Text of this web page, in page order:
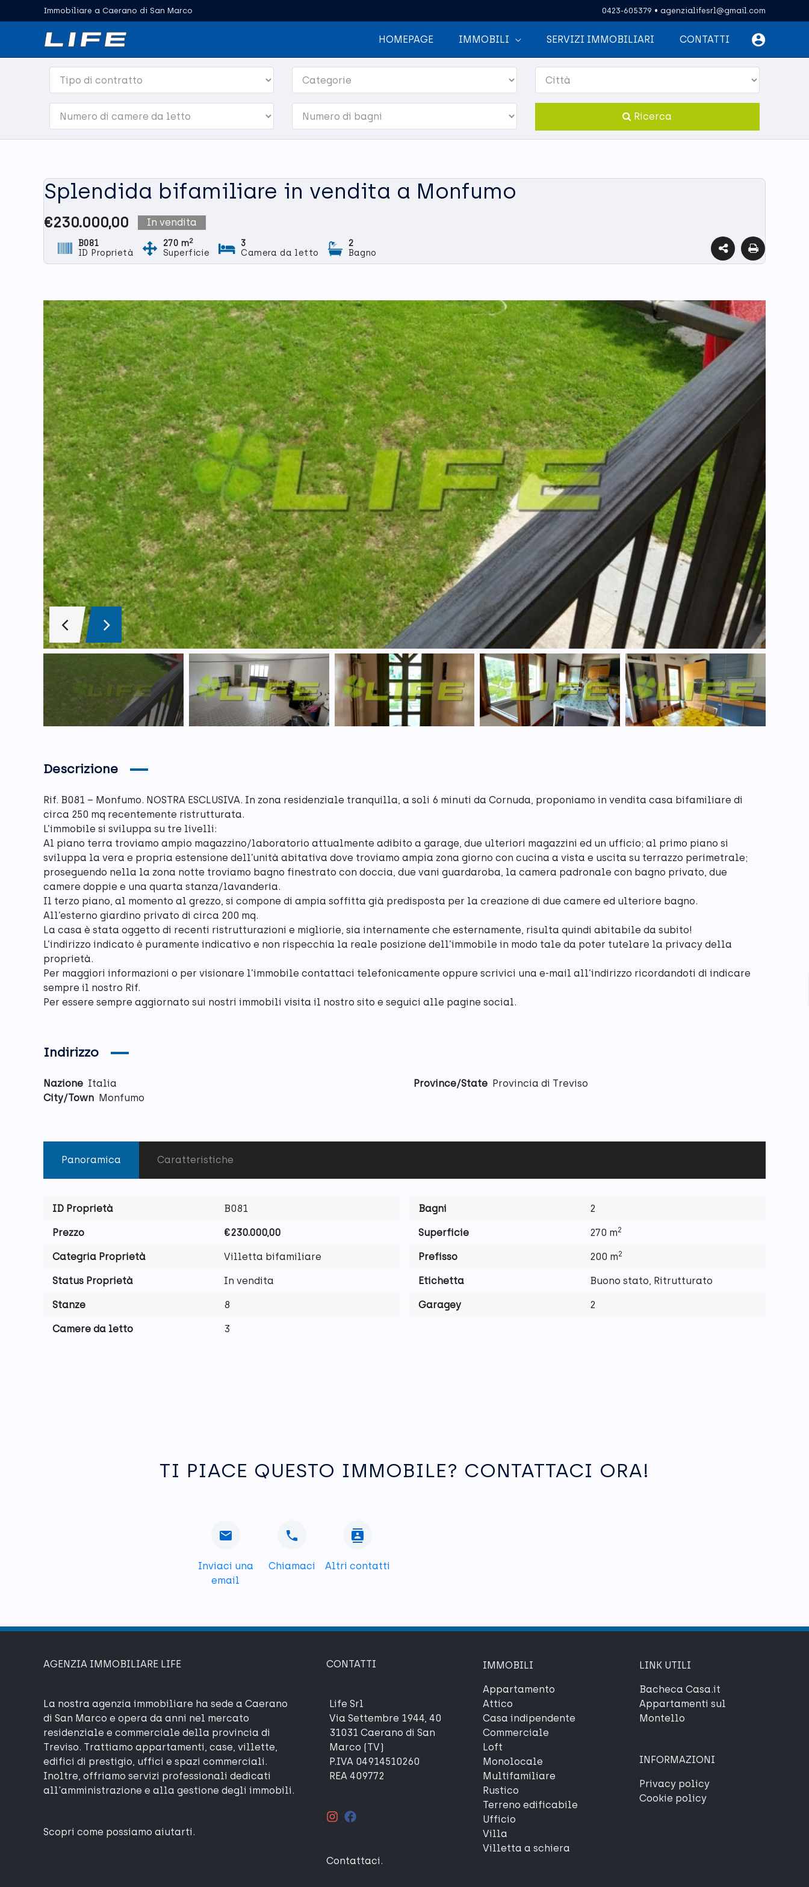
al
contenuto
Immobiliare a Caerano di San Marco 0423-605379 • agenzialifesrl@gmail.com
HOMEPAGE IMMOBILI SERVIZI IMMOBILIARI CONTATTI
Ricerca
Splendida bifamiliare in vendita a Monfumo
€230.000,00 In vendita
B081
ID Proprietà
270 m2
Superficie
3
Camera da letto
2
Bagno
Descrizione
Rif. B081 – Monfumo. NOSTRA ESCLUSIVA. In zona residenziale tranquilla, a soli 6 minuti da Cornuda, proponiamo in vendita casa bifamiliare di
circa 250 mq recentemente ristrutturata.
L’immobile si sviluppa su tre livelli:
Al piano terra troviamo ampio magazzino/laboratorio attualmente adibito a garage, due ulteriori magazzini ed un ufficio; al primo piano si
sviluppa la vera e propria estensione dell’unità abitativa dove troviamo ampia zona giorno con cucina a vista e uscita su terrazzo perimetrale;
proseguendo nella la zona notte troviamo bagno finestrato con doccia, due vani guardaroba, la camera padronale con bagno privato, due
camere doppie e una quarta stanza/lavanderia.
Il terzo piano, al momento al grezzo, si compone di ampia soffitta già predisposta per la creazione di due camere ed ulteriore bagno.
All’esterno giardino privato di circa 200 mq.
La casa è stata oggetto di recenti ristrutturazioni e migliorie, sia internamente che esternamente, risulta quindi abitabile da subito!
L’indirizzo indicato è puramente indicativo e non rispecchia la reale posizione dell’immobile in modo tale da poter tutelare la privacy della
proprietà.
Per maggiori informazioni o per visionare l’immobile contattaci telefonicamente oppure scrivici una e-mail all’indirizzo ricordandoti di indicare
sempre il nostro Rif.
Per essere sempre aggiornato sui nostri immobili visita il nostro sito e seguici alle pagine social.
Indirizzo
Nazione Italia Province/State Provincia di Treviso
City/Town Monfumo
Panoramica Caratteristiche
ID Proprietà B081
Prezzo €230.000,00
Categria Proprietà Villetta bifamiliare
Status Proprietà In vendita
Stanze 8
Camere da letto 3
Bagni 2
Superficie 270 m2
Prefisso 200 m2
Etichetta Buono stato, Ritrutturato
Garagey 2
TI PIACE QUESTO IMMOBILE? CONTATTACI ORA!
Inviaci una
email
Chiamaci Altri contatti
AGENZIA IMMOBILIARE LIFE
La nostra agenzia immobiliare ha sede a Caerano
di San Marco e opera da anni nel mercato
residenziale e commerciale della provincia di
Treviso. Trattiamo appartamenti, case, villette,
edifici di prestigio, uffici e spazi commerciali.
Inoltre, offriamo servizi professionali dedicati
all'amministrazione e alla gestione degli immobili.
Scopri come possiamo aiutarti.
CONTATTI
Life Srl
Via Settembre 1944, 40
31031 Caerano di San
Marco (TV)
P.IVA 04914510260
REA 409772
Contattaci .
IMMOBILI
Appartamento
Attico
Casa indipendente
Commerciale
Loft
Monolocale
Multifamiliare
Rustico
Terreno edificabile
Ufficio
Villa
Villetta a schiera
LINK UTILI
Bacheca Casa.it
Appartamenti sul
Montello
INFORMAZIONI
Privacy policy
Cookie policy